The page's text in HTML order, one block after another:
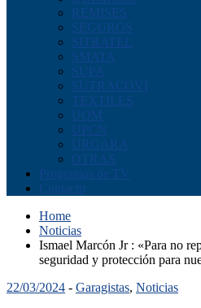
REMISES
SEGUROS
SITRATEL
SMATA
SUPA
SUTRACOVI
TEXTILES
UOM
UPCN
URGARA
OTRAS
Programas de TV
Contacto
Home
Noticias
Ismael Marcón Jr : «Para no
seguridad y protección para
22/03/2024 - Garagistas, Noticias